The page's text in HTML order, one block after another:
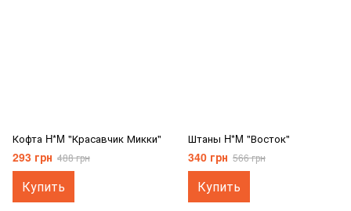
Кофта H*M "Красавчик Микки"
293 грн 488 грн
Купить
Штаны H*M "Восток"
340 грн 566 грн
Купить